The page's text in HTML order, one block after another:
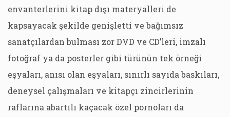
envanterlerini kitap dışı materyalleri de
kapsayacak şekilde genişletti ve bağımsız
sanatçılardan bulması zor DVD ve CD’leri, imzalı
fotoğraf ya da posterler gibi türünün tek örneği
eşyaları, anısı olan eşyaları, sınırlı sayıda baskıları,
deneysel çalışmaları ve kitapçı zincirlerinin
raflarına abartılı kaçacak özel pornoları da